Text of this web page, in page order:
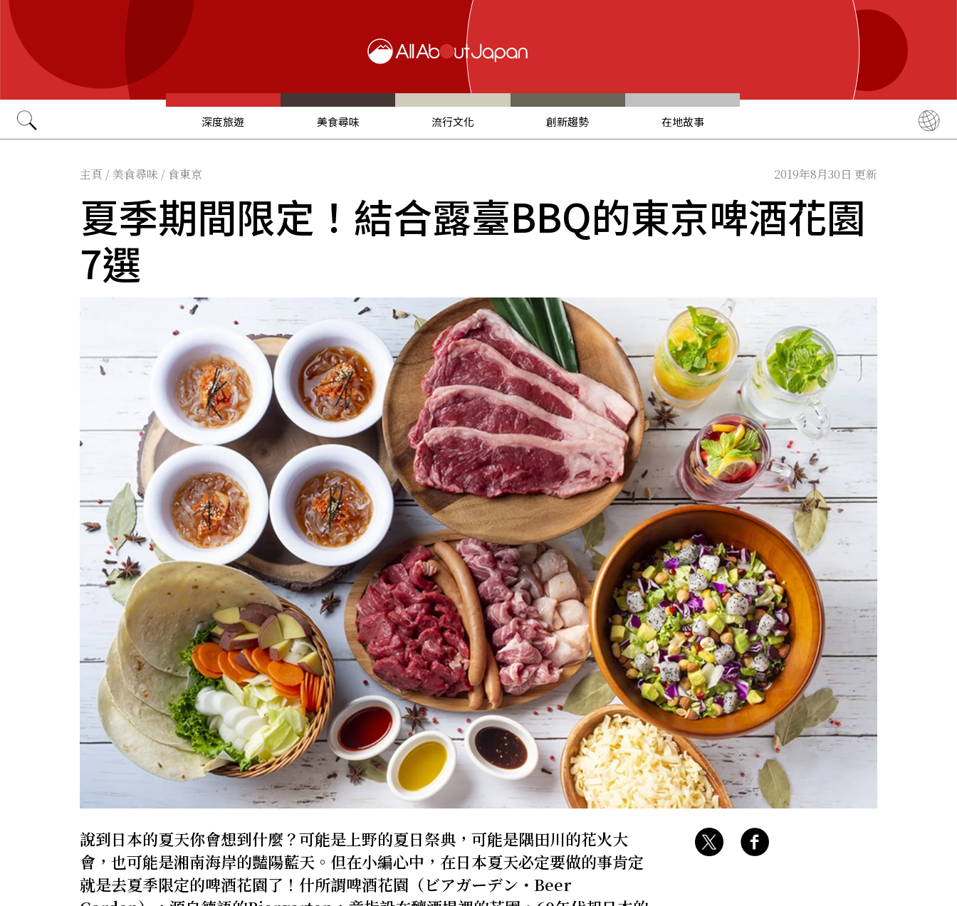
深度旅遊 美食尋味 流行文化 創新趨勢 在地故事
简体中文
主頁 / 美食尋味 / 食東京 2019年8月30日 更新
夏季期間限定！結合露臺BBQ的東京啤酒花園
7選
說到日本的夏天你會想到什麼？可能是上野的夏日祭典，可能是隅田川的花火大
會，也可能是湘南海岸的豔陽藍天。但在小編心中，在日本夏天必定要做的事肯定
就是去夏季限定的啤酒花園了！什所謂啤酒花園（ビアガーデン・Beer